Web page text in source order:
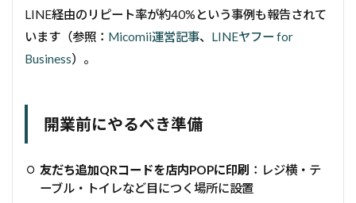
LINE経由のリピート率が約40%という事例も報告されて
います（参照： Micomii運営記事、 LINEヤフー for
Business）。
開業前にやるべき準備
友だち追加QRコードを店内POPに印刷 ：レジ横・テ
ーブル・トイレなど目につく場所に設置